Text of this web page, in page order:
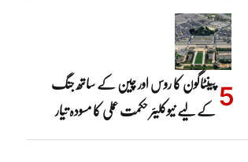
پینٹاگون کا روس اور چین کے ساتھ جنگ
کے لیے نیوکلیئر حکمت عملی کا مسودہ تیار